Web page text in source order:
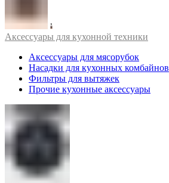
Аксессуары для кухонной техники
Аксессуары для мясорубок
Насадки для кухонных комбайнов
Фильтры для вытяжек
Прочие кухонные аксессуары